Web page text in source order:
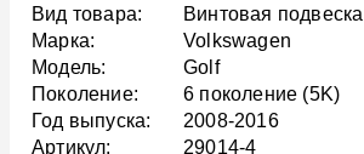
Вид товара:
Винтовая подвеска
Марка:
Volkswagen
Модель:
Golf
Поколение:
6 поколение (5K)
Год выпуска:
2008-2016
Артикул:
29014-4